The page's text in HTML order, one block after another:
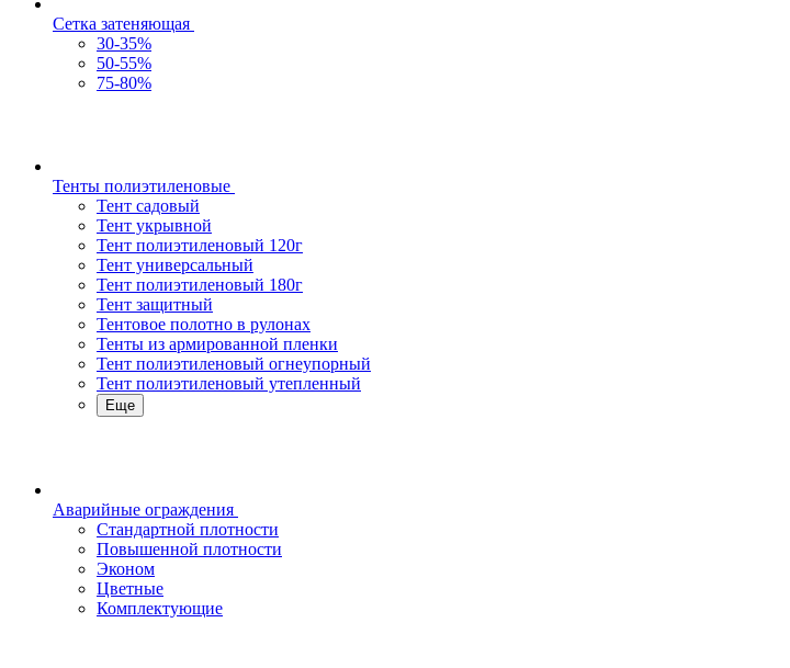
Сетка затеняющая
30-35%
50-55%
75-80%
Тенты полиэтиленовые
Тент садовый
Тент укрывной
Тент полиэтиленовый 120г
Тент универсальный
Тент полиэтиленовый 180г
Тент защитный
Тентовое полотно в рулонах
Тенты из армированной пленки
Тент полиэтиленовый огнеупорный
Тент полиэтиленовый утепленный
Еще
Аварийные ограждения
Стандартной плотности
Повышенной плотности
Эконом
Цветные
Комплектующие